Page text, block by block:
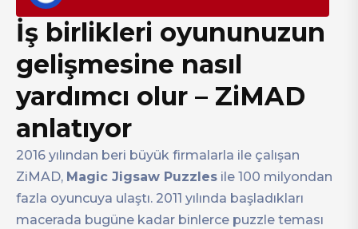
İş birlikleri oyununuzun
gelişmesine nasıl
yardımcı olur – ZiMAD
anlatıyor
2016 yılından beri büyük firmalarla ile çalışan
ZiMAD, Magic Jigsaw Puzzles ile 100 milyondan
fazla oyuncuya ulaştı. 2011 yılında başladıkları
macerada bugüne kadar binlerce puzzle teması